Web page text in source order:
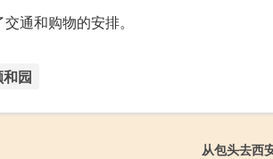
通和购物的安排。
园
从包头去西